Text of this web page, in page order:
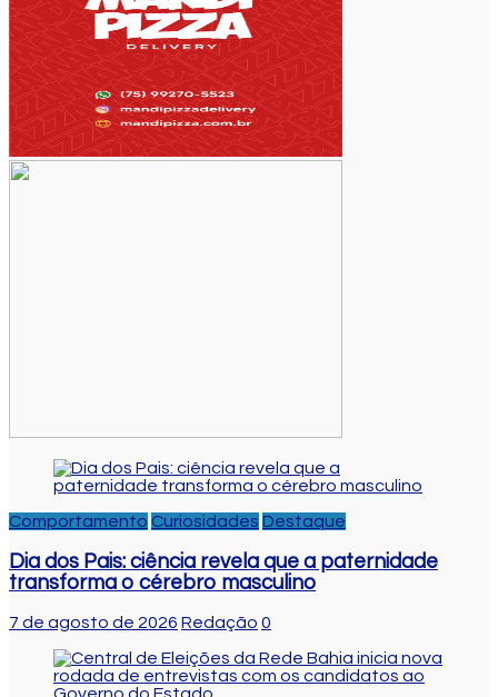
Comportamento Curiosidades Destaque
Dia dos Pais: ciência revela que a paternidade
transforma o cérebro masculino
7 de agosto de 2026 Redação 0